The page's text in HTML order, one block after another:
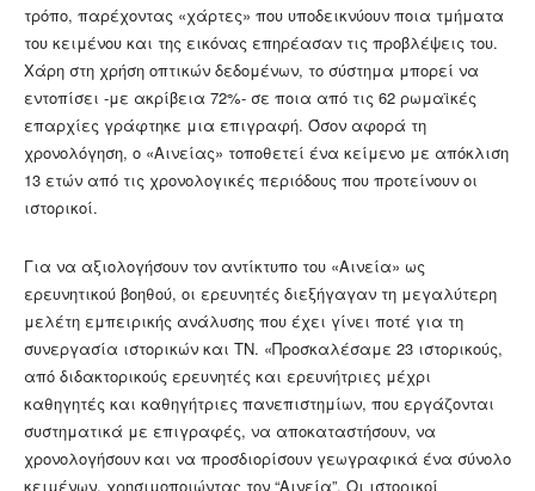
τρόπο, παρέχοντας «χάρτες» που υποδεικνύουν ποια τμήματα
του κειμένου και της εικόνας επηρέασαν τις προβλέψεις του.
Χάρη στη χρήση οπτικών δεδομένων, το σύστημα μπορεί να
εντοπίσει -με ακρίβεια 72%- σε ποια από τις 62 ρωμαϊκές
επαρχίες γράφτηκε μια επιγραφή. Όσον αφορά τη
χρονολόγηση, ο «Αινείας» τοποθετεί ένα κείμενο με απόκλιση
13 ετών από τις χρονολογικές περιόδους που προτείνουν οι
ιστορικοί.
Για να αξιολογήσουν τον αντίκτυπο του «Αινεία» ως
ερευνητικού βοηθού, οι ερευνητές διεξήγαγαν τη μεγαλύτερη
μελέτη εμπειρικής ανάλυσης που έχει γίνει ποτέ για τη
συνεργασία ιστορικών και ΤΝ. «Προσκαλέσαμε 23 ιστορικούς,
από διδακτορικούς ερευνητές και ερευνήτριες μέχρι
καθηγητές και καθηγήτριες πανεπιστημίων, που εργάζονται
συστηματικά με επιγραφές, να αποκαταστήσουν, να
χρονολογήσουν και να προσδιορίσουν γεωγραφικά ένα σύνολο
κειμένων, χρησιμοποιώντας τον “Αινεία”. Οι ιστορικοί